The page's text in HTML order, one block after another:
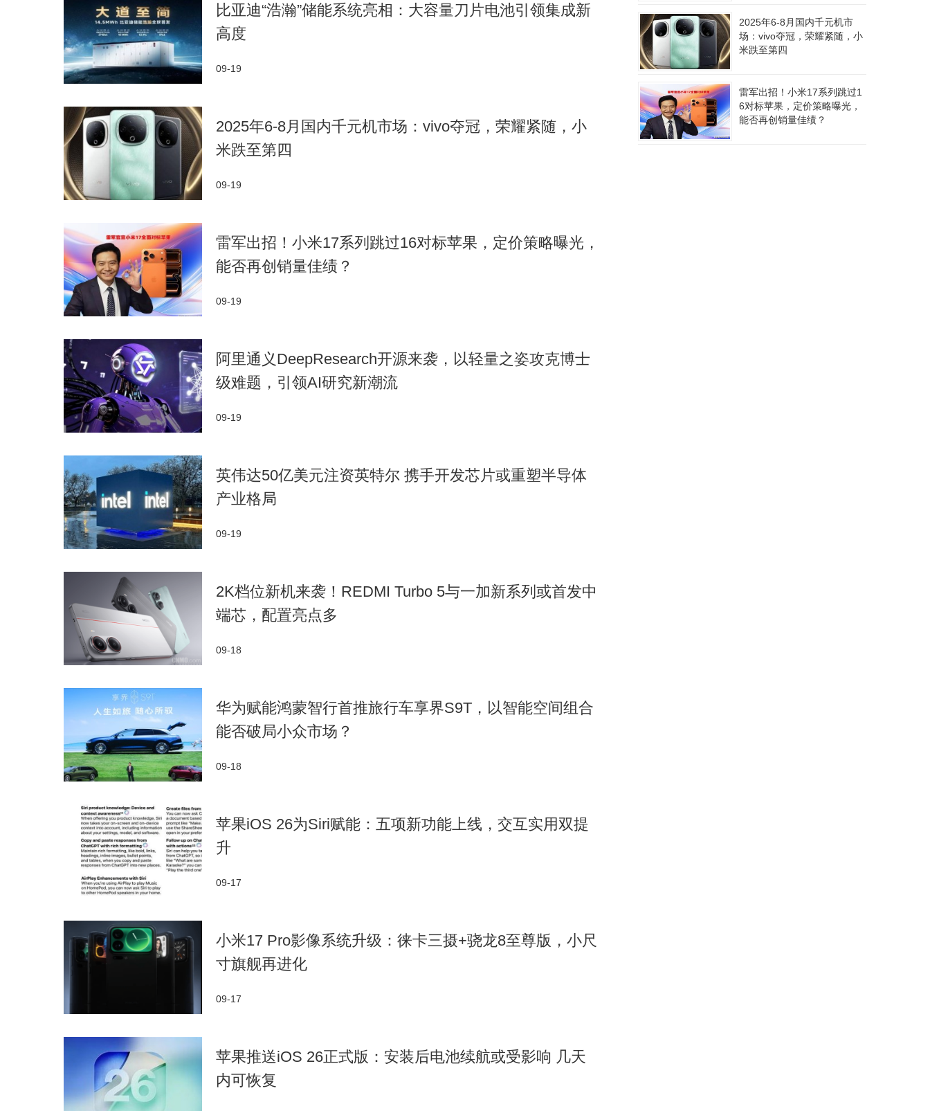
比亚迪“浩瀚”储能系统亮相：大容量刀片电池引领集成新
高度
09-19
2025年6-8月国内千元机市场：vivo夺冠，荣耀紧随，小
米跌至第四
09-19
雷军出招！小米17系列跳过16对标苹果，定价策略曝光，
能否再创销量佳绩？
09-19
阿里通义DeepResearch开源来袭，以轻量之姿攻克博士
级难题，引领AI研究新潮流
09-19
​英伟达50亿美元注资英特尔 携手开发芯片或重塑半导体
产业格局​
09-19
​2K档位新机来袭！REDMI Turbo 5与一加新系列或首发中
端芯，配置亮点多​
09-18
华为赋能鸿蒙智行首推旅行车享界S9T，以智能空间组合
能否破局小众市场？
09-18
苹果iOS 26为Siri赋能：五项新功能上线，交互实用双提
升
09-17
小米17 Pro影像系统升级：徕卡三摄+骁龙8至尊版，小尺
寸旗舰再进化
09-17
苹果推送iOS 26正式版：安装后电池续航或受影响 几天
内可恢复
2025年6-8月国内千元机市
场：vivo夺冠，荣耀紧随，小
米跌至第四
雷军出招！小米17系列跳过1
6对标苹果，定价策略曝光，
能否再创销量佳绩？